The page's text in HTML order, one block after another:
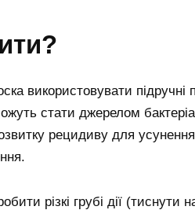
використовувати підручні
стати джерелом
рецидиву для
різкі грубі дії (тиснути